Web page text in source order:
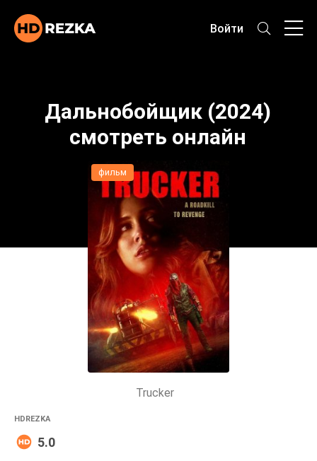
Войти
Дальнобойщик (2024)
смотреть онлайн
фильм
Trucker
HDREZKA
5.0